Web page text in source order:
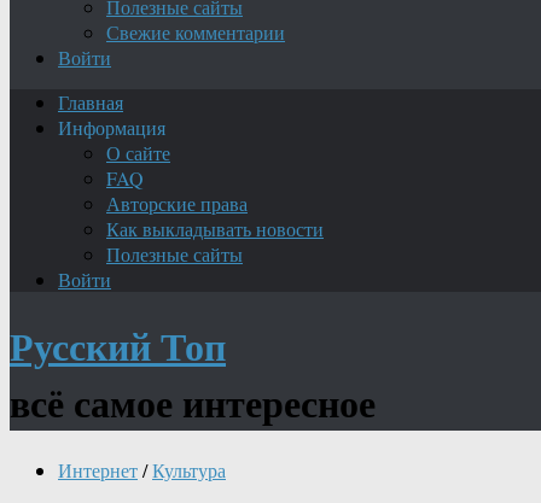
Полезные сайты
Свежие комментарии
Войти
Главная
Информация
О сайте
FAQ
Авторские права
Как выкладывать новости
Полезные сайты
Войти
Русский Топ
всё самое интересное
Интернет/Культура